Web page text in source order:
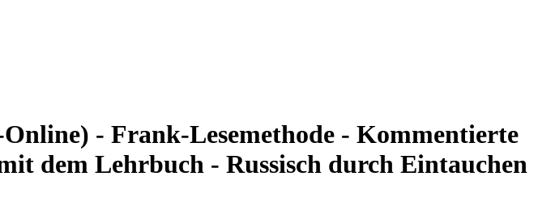
- Frank-Lesemethode - Kommentierte
dem Lehrbuch - Russisch durch Eintauchen